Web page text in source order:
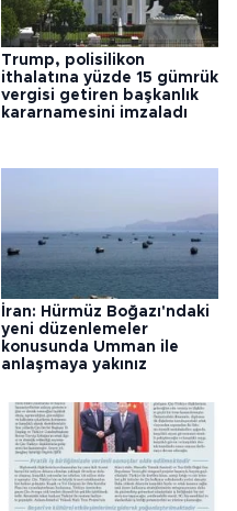
Trump, polisilikon
ithalatına yüzde 15 gümrük
vergisi getiren başkanlık
kararnamesini imzaladı
İran: Hürmüz Boğazı'ndaki
yeni düzenlemeler
konusunda Umman ile
anlaşmaya yakınız